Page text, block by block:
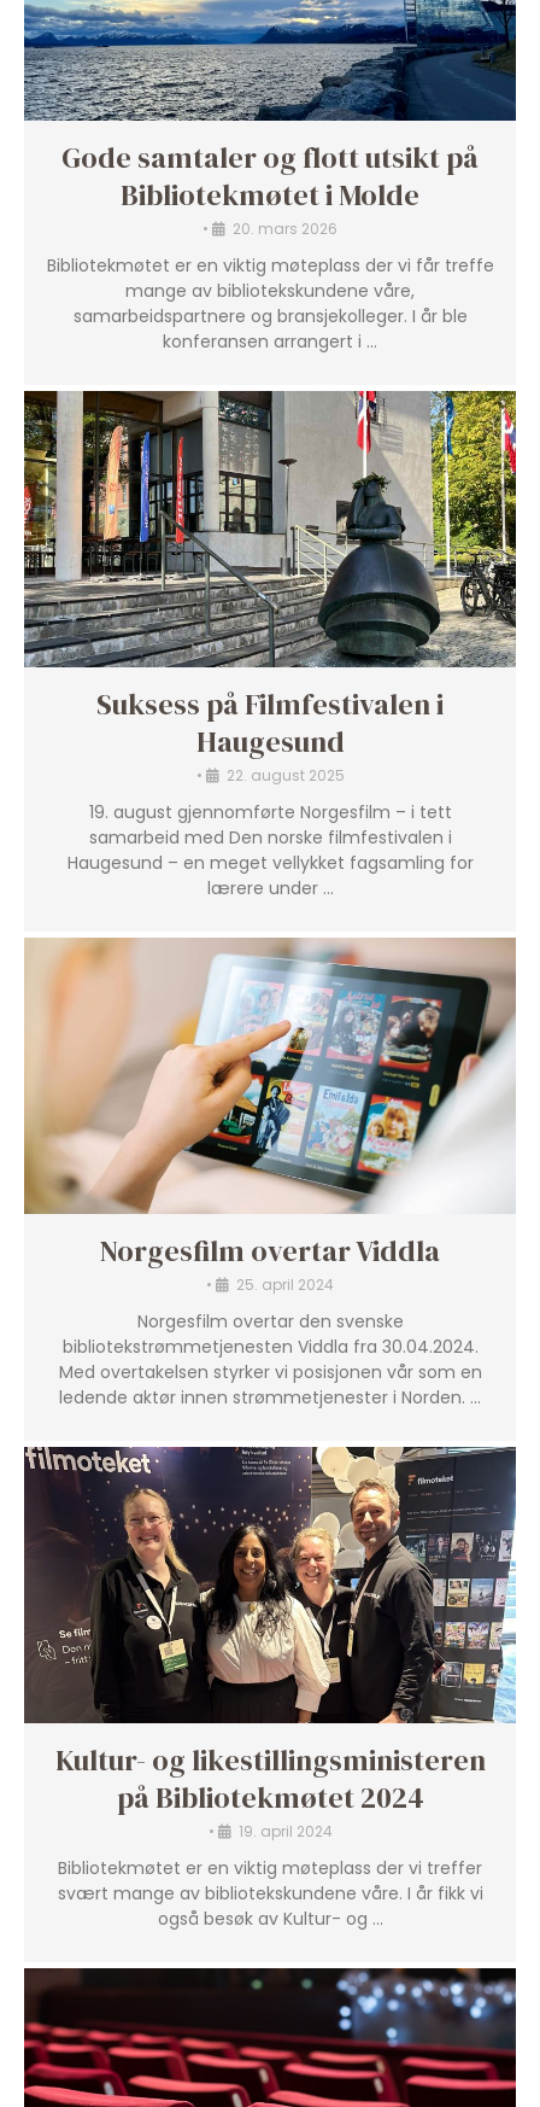
Gode samtaler og flott utsikt på
Bibliotekmøtet i Molde
• 20. mars 2026
Bibliotekmøtet er en viktig møteplass der vi får treffe
mange av bibliotekskundene våre,
samarbeidspartnere og bransjekolleger. I år ble
konferansen arrangert i …
Suksess på Filmfestivalen i
Haugesund
• 22. august 2025
19. august gjennomførte Norgesfilm – i tett
samarbeid med Den norske filmfestivalen i
Haugesund – en meget vellykket fagsamling for
lærere under …
Norgesfilm overtar Viddla
• 25. april 2024
Norgesfilm overtar den svenske
bibliotekstrømmetjenesten Viddla fra 30.04.2024.
Med overtakelsen styrker vi posisjonen vår som en
ledende aktør innen strømmetjenester i Norden. …
Kultur- og likestillingsministeren
på Bibliotekmøtet 2024
• 19. april 2024
Bibliotekmøtet er en viktig møteplass der vi treffer
svært mange av bibliotekskundene våre. I år fikk vi
også besøk av Kultur- og …